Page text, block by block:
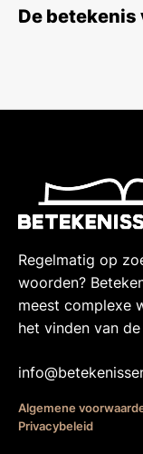
De betekenis
Regelmatig op
woorden?
meest complexe
het vinden van
Algemene
Privacybeleid